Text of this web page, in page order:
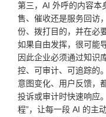
第三，AI 外呼的内容本
售、催收还是服务回访
份、拨打目的，并在必
如果自由发挥，很可能
因此企业必须通过知识
控、可审计、可追踪的
意图变化、用户反馈，
投诉或审计时快速响应
程”，让每一段 AI 的主